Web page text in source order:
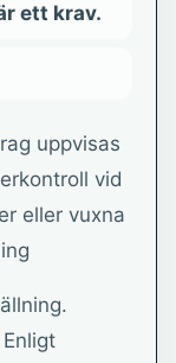
ett krav.
uppvisas
vid
eller vuxna